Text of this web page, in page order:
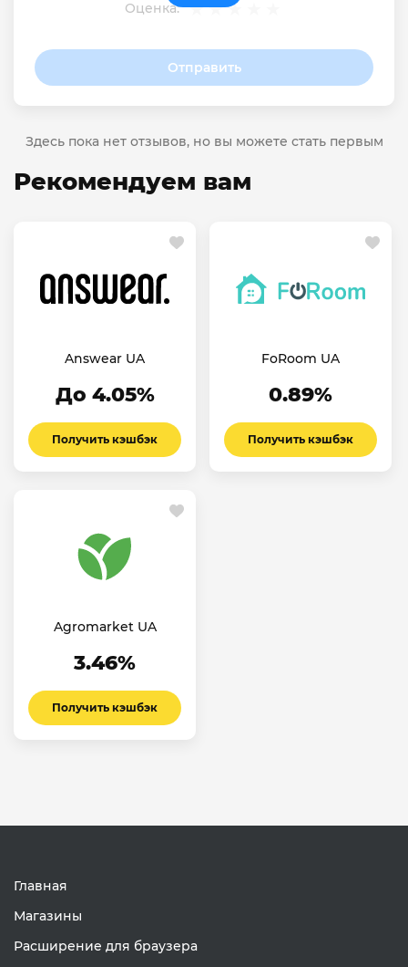
Оценка:
Отправить
Здесь пока нет отзывов, но вы можете стать первым
Рекомендуем вам
Answear UA
До 4.05%
Получить кэшбэк
FoRoom UA
0.89%
Получить кэшбэк
Agromarket UA
3.46%
Получить кэшбэк
Главная
Магазины
Расширение для браузера